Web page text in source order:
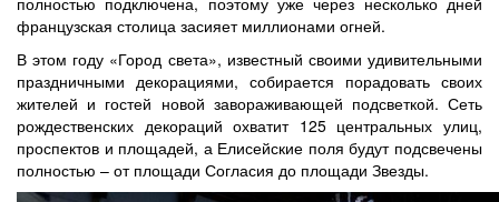
французская столица засияет миллионами огней.
В этом году «Город света», известный своими удивительными
праздничными декорациями, собирается порадовать своих
жителей и гостей новой завораживающей подсветкой. Сеть
рождественских декораций охватит 125 центральных улиц,
проспектов и площадей, а Елисейские поля будут подсвечены
полностью – от площади Согласия до площади Звезды.